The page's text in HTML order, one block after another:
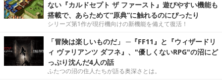
ない『カルドセプト ザ ファースト』遊びやすい機能も
搭載で、あらためて“原典”に触れるのにぴったり
シリーズ第1作が現行機向けの新機能を備えて復活！
「冒険は楽しいものだ」 ─『FF11』と『ウィザードリ
ィ ヴァリアンツ ダフネ』、"優しくないRPG"の沼にど
っぷり沈んだ4人の話
ふたつの沼の住人たちが語る奥深さとは。